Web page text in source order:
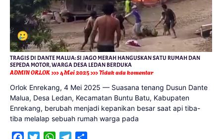
TRAGIS DI DANTE MALUA: SI JAGO MERAH HANGUSKAN SATU RUMAH DAN
SEPEDA MOTOR, WARGA DESA LEDAN BERDUKA
ADMIN ORLOK 4 Mei 2025
Tidak ada komentar
Orlok Enrekang, 4 Mei 2025 — Suasana tenang Dusun Dante
Malua, Desa Ledan, Kecamatan Buntu Batu, Kabupaten
Enrekang, berubah menjadi kepanikan besar saat api tiba-
tiba melalap sebuah rumah warga pada